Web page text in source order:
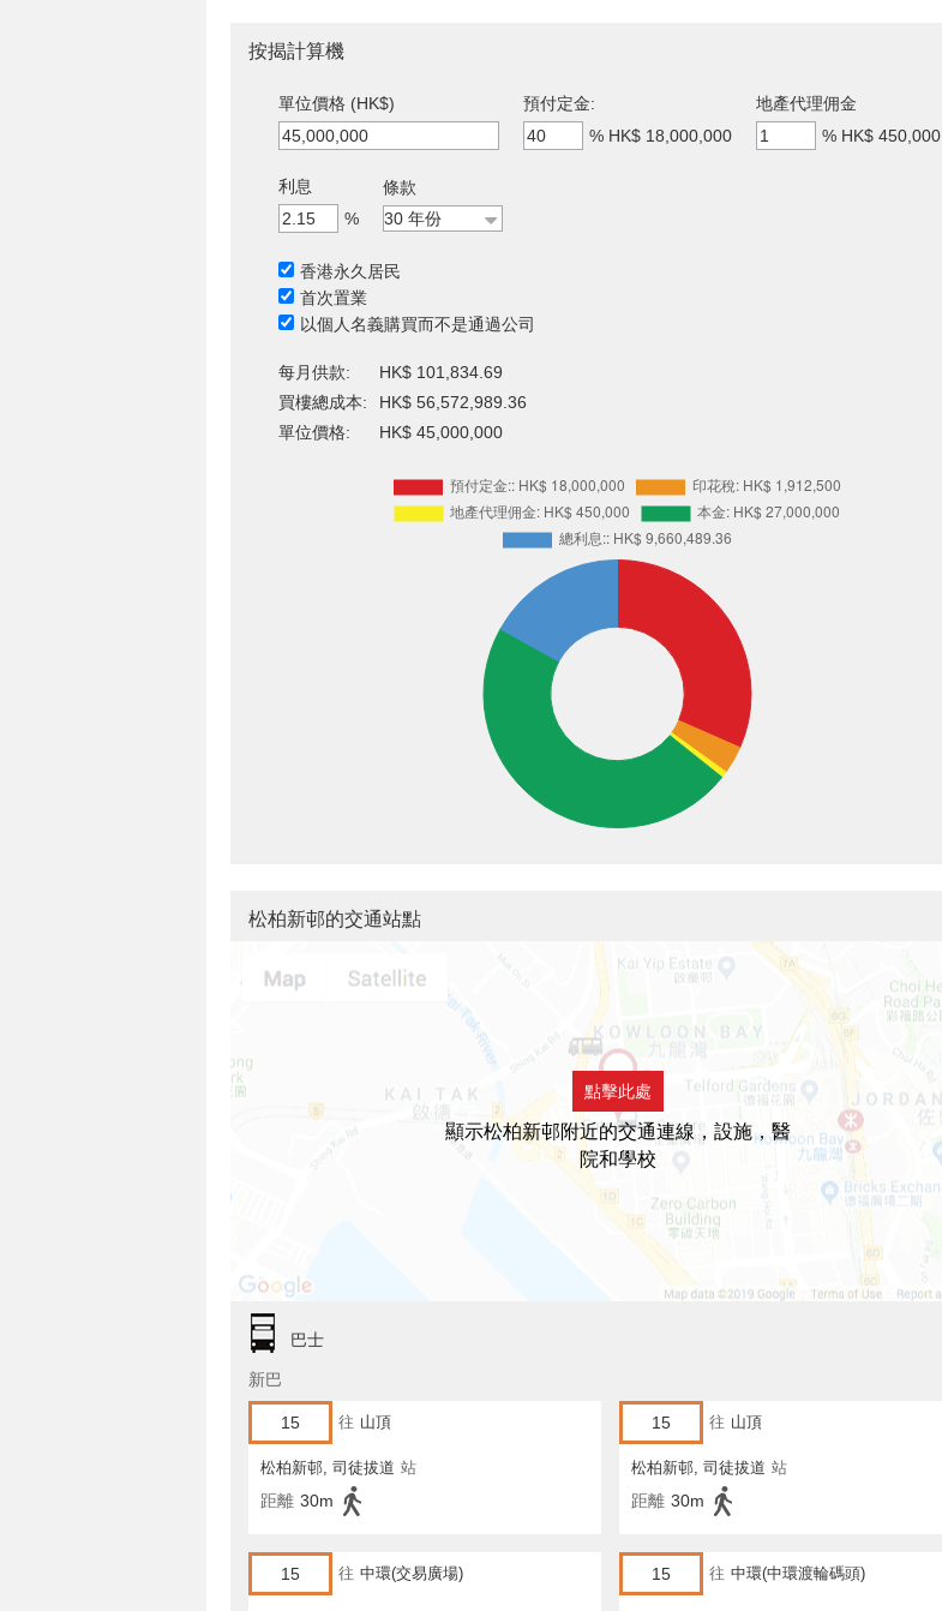
按揭計算機
單位價格 (HK$)
預付定金:
% HK$ 18,000,000
地產代理佣金
% HK$ 450,000
利息
%
條款
香港永久居民
首次置業
以個人名義購買而不是通過公司
每月供款:
HK$ 101,834.69
買樓總成本:
HK$ 56,572,989.36
單位價格:
HK$ 45,000,000
松柏新邨的交通站點
點擊此處
顯示松柏新邨附近的交通連線，設施，醫
院和學校
巴士
新巴
15 往 山頂
松柏新邨, 司徒拔道 站
距離 30m
15 往 山頂
松柏新邨, 司徒拔道 站
距離 30m
15 往 中環(交易廣場) 15 往 中環(中環渡輪碼頭)